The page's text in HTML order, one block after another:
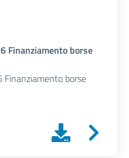
Finanziamento borse
borse